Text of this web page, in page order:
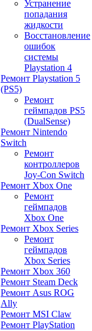
Устранение
попадания
жидкости
Восстановление
ошибок
системы
Playstation 4
Ремонт Playstation 5
(PS5)
Ремонт
геймпадов PS5
(DualSense)
Ремонт Nintendo
Switch
Ремонт
контроллеров
Joy-Con Switch
Ремонт Xbox One
Ремонт
геймпадов
Xbox One
Ремонт Xbox Series
Ремонт
геймпадов
Xbox Series
Ремонт Xbox 360
Ремонт Steam Deck
Ремонт Asus ROG
Ally
Ремонт MSI Claw
Ремонт PlayStation